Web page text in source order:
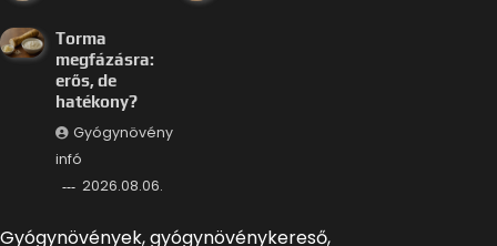
Torma
megfázásra:
erős, de
hatékony?
Gyógynövény
infó
2026.08.06.
Gyógynövények, gyógynövénykereső,